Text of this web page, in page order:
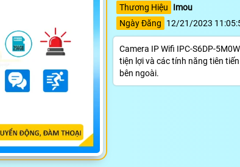
Thương Hiệu
Imou
Ngày Đăng
12/21/2023
Camera IP Wifi IPC-S6DP-
tiện lợi và các tính năng tiên
bên ngoài.